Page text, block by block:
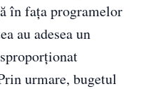
în fața programelor
au adesea un
urmare, bugetul